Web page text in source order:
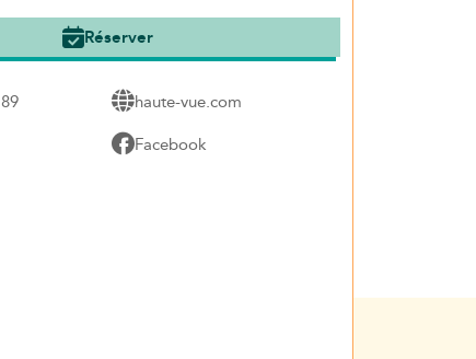
Réserver
haute-vue.com
Facebook